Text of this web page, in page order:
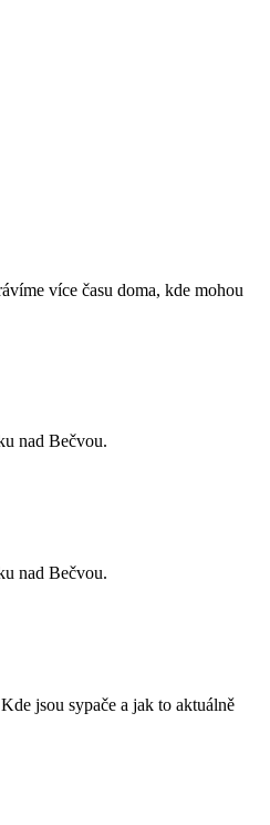
více času doma, kde mohou
nad Bečvou.
nad Bečvou.
jsou sypače a jak to aktuálně